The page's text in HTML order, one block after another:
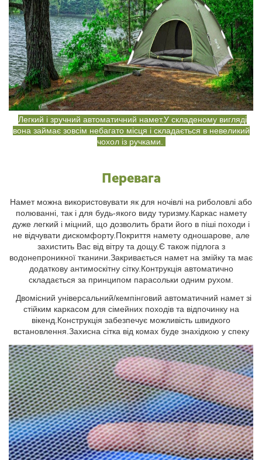
Легкий і зручний автоматичний намет.У складеному вигляді
вона займає зовсім небагато місця і складається в невеликий
чохол із ручками.
Перевага
Намет можна використовувати як для ночівлі на риболовлі або
полюванні, так і для будь-якого виду туризму.Каркас намету
дуже легкий і міцний, що дозволить брати його в піші походи і
не відчувати дискомфорту.Покриття намету одношарове, але
захистить Вас від вітру та дощу.Є також підлога з
водонепроникної тканини.Закривається намет на змійку та має
додаткову антимоскітну сітку.Контрукція автоматично
складається за принципом парасольки одним рухом.
Двомісний універсальний/кемпінговий автоматичний намет зі
стійким каркасом для сімейних походів та відпочинку на
вікенд.Конструкція забезпечує можливість швидкого
встановлення.Захисна сітка від комах буде знахідкою у спеку